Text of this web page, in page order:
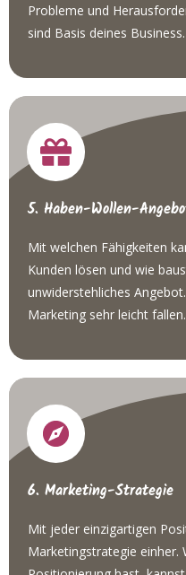
Probleme und
sind Basis deines Business.
5. Haben-Wollen-
Mit welchen Fähigkeiten
Kunden lösen und wie
unwiderstehliches
Marketing sehr leicht fallen.
6. Marketing-Strategie
Mit jeder einzigartigen
Marketingstrategie einher.